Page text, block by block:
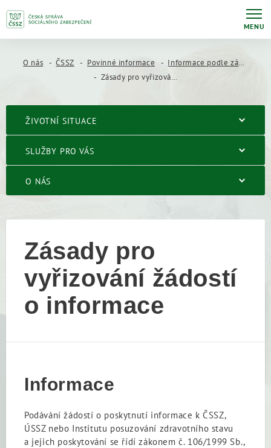
MENU
O nás ČSSZ Povinné informace
Informace podle zákona č. 106/1999 Sb.
Zásady pro vyřizování žádostí o informace
ŽIVOTNÍ SITUACE
SLUŽBY PRO VÁS
O NÁS
Zásady pro
vyřizování žádostí
o informace
Informace
Podávání žádostí o poskytnutí informace k ČSSZ,
ÚSSZ nebo Institutu posuzování zdravotního stavu
a jejich poskytování se řídí zákonem č. 106/1999 Sb.,